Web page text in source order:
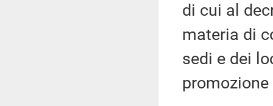
di cui al
materia di
sedi e dei